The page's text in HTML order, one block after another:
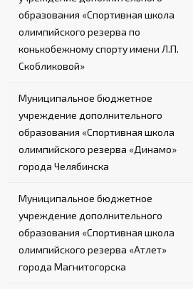
образования «Спортивная школа
олимпийского резерва по
конькобежному спорту имени Л.П.
Скобликовой»
Муниципальное бюджетное
учреждение дополнительного
образования «Спортивная школа
олимпийского резерва «Динамо»
города Челябинска
Муниципальное бюджетное
учреждение дополнительного
образования «Спортивная школа
олимпийского резерва «Атлет»
города Магнитогорска